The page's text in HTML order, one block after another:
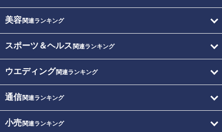
美容関連ランキング
スポーツ＆ヘルス 関連ランキング
ウエディング関連ランキング
通信関連ランキング
小売関連ランキング